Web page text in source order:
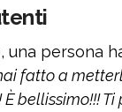
persona
fatto a
bellissimo!!!